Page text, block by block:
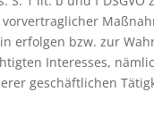
erfolgen bzw. zur
Interesses,
geschäftlichen